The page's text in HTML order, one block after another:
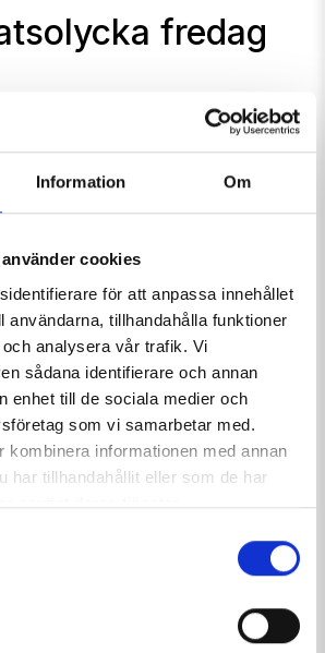
Information Om
cookies
för att anpassa innehållet
användarna, tillhandahålla funktioner
analysera vår trafik. Vi
sådana identifierare och annan
enhet till de sociala medier och
som vi samarbetar med.
kombinera informationen med annan
har tillhandahållit eller som de har
använt deras tjänster.
fredag
iNyheter i Hemavan
hos Hemavan Alpint.
till Umeå Universitetssjukhus där
sina skador. Det var inget fel på
olyckan.
en anmälan om arbetsplatsolycka
har påbörjat en internutredning för
hänt. Innan den är klar kan vi inte ge
Nu är det fullt fokus på den skadade
familj och dess välbefinnande.
VD Hemavan Alpint AB